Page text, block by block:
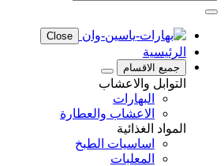
Close
الرئيسية
جميع الاقسام
التوابل والاعشاب
البهارات
الاعشاب والعطارة
المواد الغذائية
اساسيات الطبخ
المعلبات